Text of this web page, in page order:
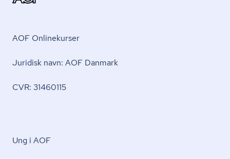
AOF Onlinekurser
Juridisk navn: AOF Danmark
CVR: 31460115
Ung i AOF